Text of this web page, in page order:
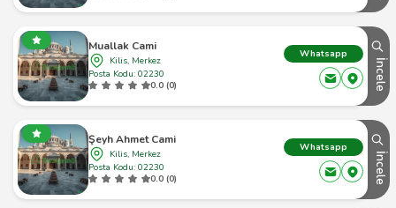
Muallak Cami
Kilis, Merkez
Posta Kodu: 02230
0.0 (0)
Whatsapp
İncele
Şeyh Ahmet Cami
Kilis, Merkez
Posta Kodu: 02230
0.0 (0)
Whatsapp
İncele